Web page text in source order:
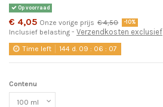
Op voorraad
€ 4,05 Onze vorige prijs € 4,50 -10%
Inclusief belasting Verzendkosten exclusief
Time left 144 d. 09 : 06 : 07
Contenu